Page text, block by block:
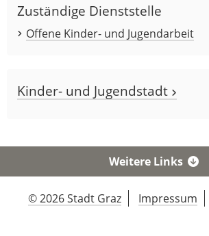
Zuständige Dienststelle
Offene Kinder- und Jugendarbeit
Kinder- und Jugendstadt
Weitere Links
© 2026 Stadt Graz Impressum